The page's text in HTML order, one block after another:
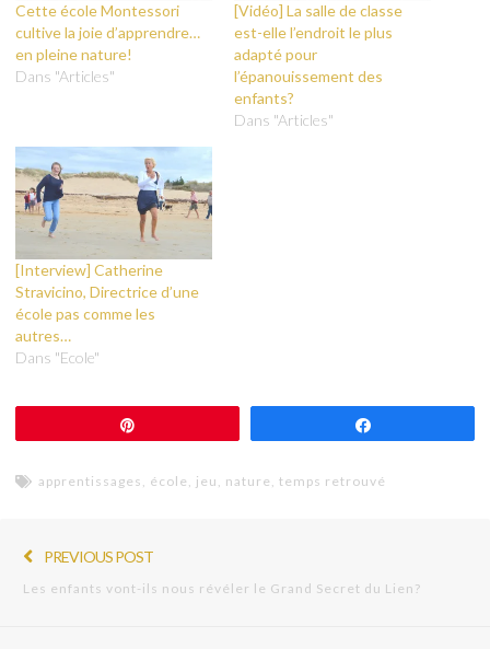
Cette école Montessori
cultive la joie d’apprendre…
en pleine nature!
Dans "Articles"
[Vidéo] La salle de classe
est-elle l’endroit le plus
adapté pour
l’épanouissement des
enfants?
Dans "Articles"
[Interview] Catherine
Stravicino, Directrice d’une
école pas comme les
autres…
Dans "Ecole"
apprentissages , école , jeu , nature , temps retrouvé
PREVIOUS POST
Les enfants vont-ils nous révéler le Grand Secret du Lien?